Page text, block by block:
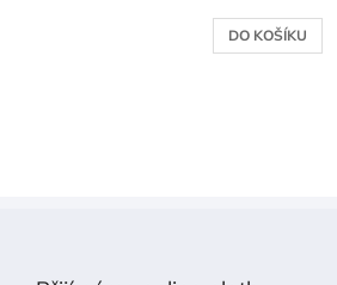
DO KOŠÍKU